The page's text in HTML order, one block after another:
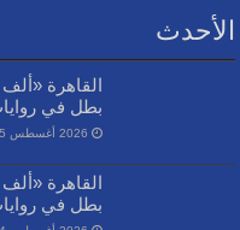
الأحدث
القاهرة
بطل في
2026 أغسطس 05
القاهرة
بطل في